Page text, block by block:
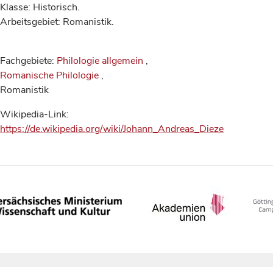
Klasse: Historisch.
Arbeitsgebiet: Romanistik.
Fachgebiete: Philologie allgemein ,
Romanische Philologie ,
Romanistik
Wikipedia-Link:
https://de.wikipedia.org/wiki/Johann_Andreas_Dieze